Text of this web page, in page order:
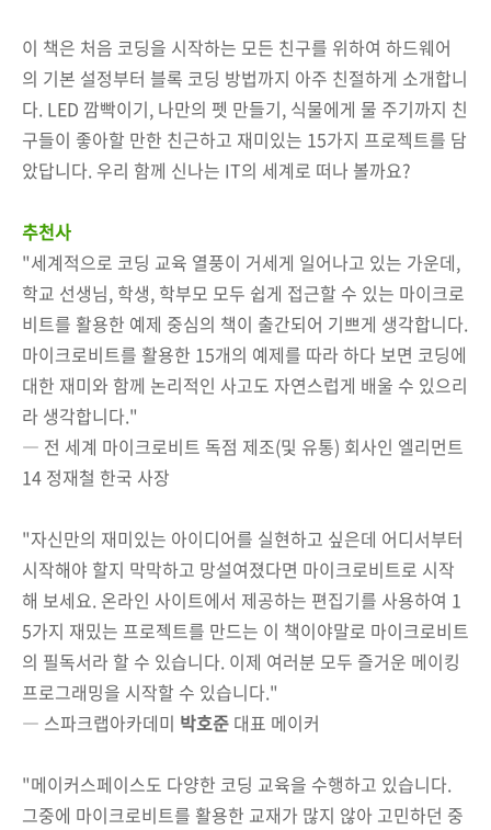
이 책은 처음 코딩을 시작하는 모든 친구를 위하여 하드웨어
의 기본 설정부터 블록 코딩 방법까지 아주 친절하게 소개합니
다. LED 깜빡이기, 나만의 펫 만들기, 식물에게 물 주기까지 친
구들이 좋아할 만한 친근하고 재미있는 15가지 프로젝트를 담
았답니다. 우리 함께 신나는 IT의 세계로 떠나 볼까요?
추천사
"세계적으로 코딩 교육 열풍이 거세게 일어나고 있는 가운데,
학교 선생님, 학생, 학부모 모두 쉽게 접근할 수 있는 마이크로
비트를 활용한 예제 중심의 책이 출간되어 기쁘게 생각합니다.
마이크로비트를 활용한 15개의 예제를 따라 하다 보면 코딩에
대한 재미와 함께 논리적인 사고도 자연스럽게 배울 수 있으리
라 생각합니다."
― 전 세계 마이크로비트 독점 제조(및 유통) 회사인 엘리먼트
14 정재철 한국 사장
"자신만의 재미있는 아이디어를 실현하고 싶은데 어디서부터
시작해야 할지 막막하고 망설여졌다면 마이크로비트로 시작
해 보세요. 온라인 사이트에서 제공하는 편집기를 사용하여 1
5가지 재밌는 프로젝트를 만드는 이 책이야말로 마이크로비트
의 필독서라 할 수 있습니다. 이제 여러분 모두 즐거운 메이킹
프로그래밍을 시작할 수 있습니다."
― 스파크랩아카데미 박호준 대표 메이커
"메이커스페이스도 다양한 코딩 교육을 수행하고 있습니다.
그중에 마이크로비트를 활용한 교재가 많지 않아 고민하던 중